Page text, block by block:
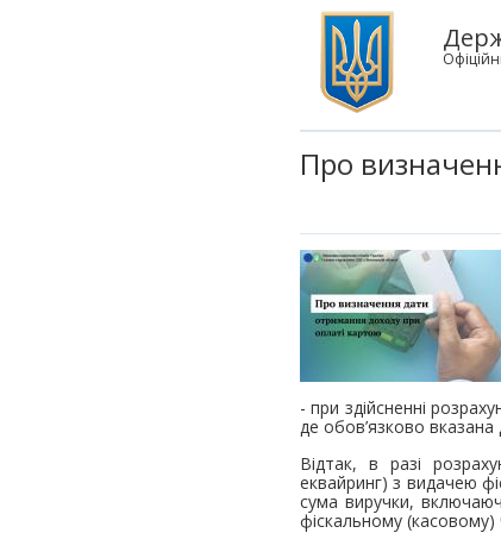
Про
- при здійсненні
де обов’язково вказана
Відтак, в разі
еквайринг) з видачею
сума виручки,
фіскальному (касовому)